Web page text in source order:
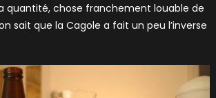
quantité, chose franchement louable de
sait que la Cagole a fait un peu l’inverse